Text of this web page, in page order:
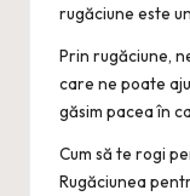
rugăciune este
Prin rugăciune,
care ne poate
găsim pacea în
Cum să te rogi
Rugăciunea